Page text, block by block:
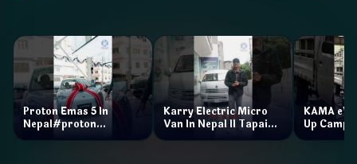
Proton Emas 5 In
Nepal#proton
#protonemas5#protonnepal#evcarnepal
Karry Electric Micro
Van In Nepal II Tapaiko
KAMA eV
Up Camp